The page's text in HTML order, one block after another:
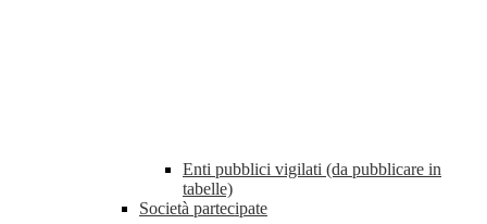
Enti pubblici vigilati (da pubblicare in
tabelle)
Società partecipate